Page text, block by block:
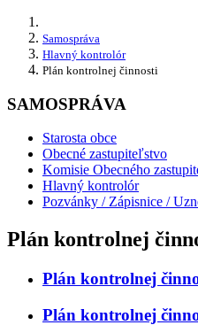
Samospráva
Hlavný kontrolór
Plán kontrolnej činnosti
SAMOSPRÁVA
Starosta obce
Obecné zastupiteľstvo
Komisie Obecného
Hlavný kontrolór
Pozvánky / Zápisnice /
Plán kontrolnej
Plán kontrolnej
Plán kontrolnej